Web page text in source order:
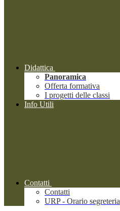
Didattica
Panoramica
Offerta formativa
I progetti delle classi
Info Utili
Contatti
Contatti
URP - Orario segreteria